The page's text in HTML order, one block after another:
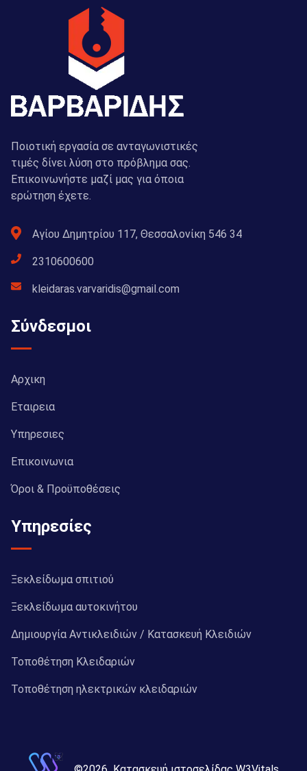
Ποιοτική εργασία σε ανταγωνιστικές
τιμές δίνει λύση στο πρόβλημα σας.
Επικοινωνήστε μαζί μας για όποια
ερώτηση έχετε.
Αγίου Δημητρίου 117, Θεσσαλονίκη 546 34
2310600600
kleidaras.varvaridis@gmail.com
Σύνδεσμοι
Αρχικη
Εταιρεια
Υπηρεσιες
Επικοινωνια
Όροι & Προϋποθέσεις
Υπηρεσίες
Ξεκλείδωμα σπιτιού
Ξεκλείδωμα αυτοκινήτου
Δημιουργία Αντικλειδιών / Κατασκευή Κλειδιών
Τοποθέτηση Κλειδαριών
Τοποθέτηση ηλεκτρικών κλειδαριών